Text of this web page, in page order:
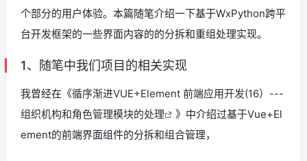
个部分的用户体验。本篇随笔介绍一下基于WxPython跨平
台开发框架的一些界面内容的的分拆和重组处理实现。
1、随笔中我们项目的相关实现
我曾经在《循序渐进VUE+Element 前端应用开发(16）---
组织机构和角色管理模块的处理
》中介绍过基于Vue+El
ement的前端界面组件的分拆和组合管理，